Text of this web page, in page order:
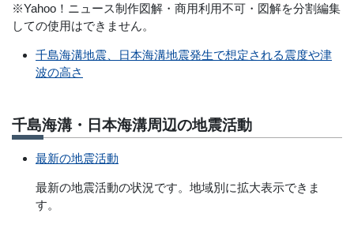
※Yahoo！ニュース制作図解・商用利用不可・図解を分割編集
しての使用はできません。
千島海溝地震、日本海溝地震発生で想定される震度や津
波の高さ
千島海溝・日本海溝周辺の地震活動
最新の地震活動
最新の地震活動の状況です。地域別に拡大表示できま
す。